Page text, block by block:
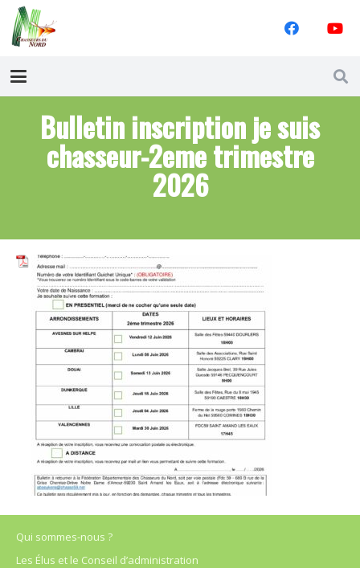
Bulletin inscription je suis
chasseur-2eme trimestre
2026
Qui sommes-nous ?
Les Élus et le Conseil d’administration